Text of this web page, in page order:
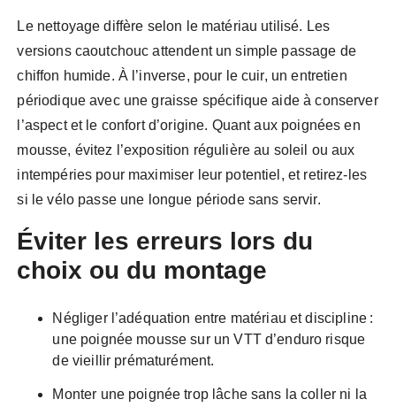
Le nettoyage diffère selon le matériau utilisé. Les
versions caoutchouc attendent un simple passage de
chiffon humide. À l’inverse, pour le cuir, un entretien
périodique avec une graisse spécifique aide à conserver
l’aspect et le confort d’origine. Quant aux poignées en
mousse, évitez l’exposition régulière au soleil ou aux
intempéries pour maximiser leur potentiel, et retirez-les
si le vélo passe une longue période sans servir.
Éviter les erreurs lors du
choix ou du montage
Négliger l’adéquation entre matériau et discipline :
une poignée mousse sur un VTT d’enduro risque
de vieillir prématurément.
Monter une poignée trop lâche sans la coller ni la